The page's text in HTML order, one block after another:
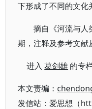
下形成了不同的文化
摘自《河流与人
期，注释及参考文献
进入葛剑雄 的专
本文责编：
发信站：爱思想（